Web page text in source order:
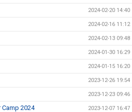
2024-02-20 14:40
2024-02-16 11:12
2024-02-13 09:48
2024-01-30 16:29
2024-01-15 16:20
2023-12-26 19:54
2023-12-23 09:46
2024 2023-12-07 16:47